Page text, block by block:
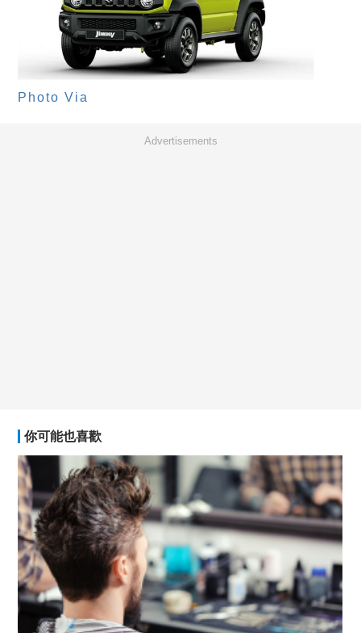
Photo Via
Advertisements